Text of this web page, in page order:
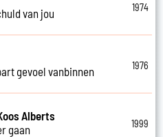
van jou
1974
gevoel vanbinnen
1976
Alberts
gaan
1999